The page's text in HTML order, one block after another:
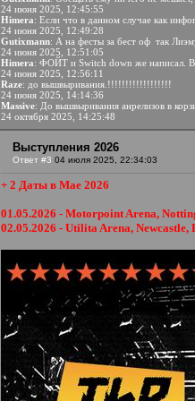
24 июня 2025, 12:45:55
Himera: Если что в данном случае как
24 июня 2025, 12:49:28
Gutixmann: А на фесты за бест оф так
24 июня 2025, 12:51:05
Himera: ФОЙТ и Switch down же написал.
24 июня 2025, 12:56:11
Raze: до вышвыривания.!!!!!!!!!!!!!!!!!!
24 июня 2025, 14:14:36
Massive: До вышвыривания анрелизов в
24 октября 2025, 14:25:48
Выступления 2026
Ответ #3 04 июля 2025, 22:34:03
+ 2 Даты в Мае 2026
01.05.2026 - Motorpoint Arena,
02.05.2026 - Utilita Arena, Newcastle,